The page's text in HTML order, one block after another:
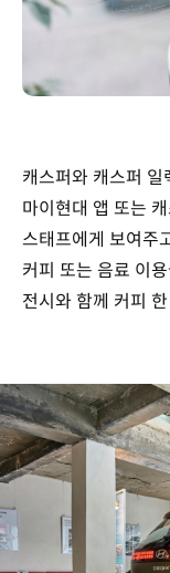
캐스퍼와 캐스퍼
마이현대 앱 또는
스태프에게 보여주
커피 또는 음료 이
전시와 함께 커피